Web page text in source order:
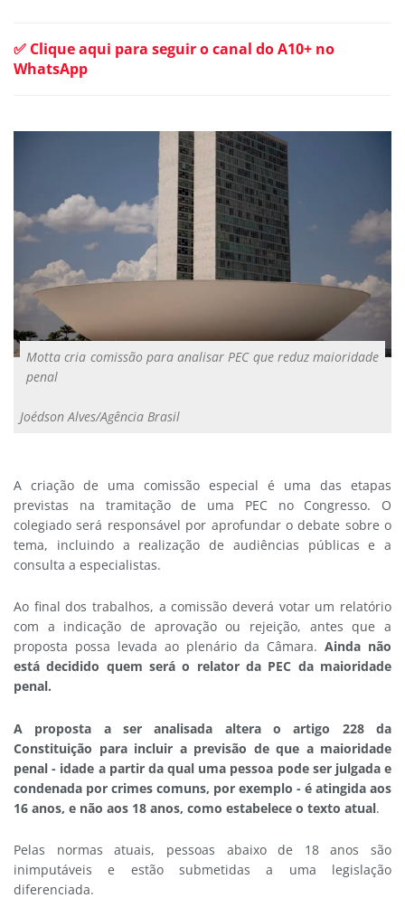
✅ Clique aqui para seguir o canal do A10+ no
WhatsApp
Motta cria comissão para analisar PEC que reduz maioridade
penal
Joédson Alves/Agência Brasil
A criação de uma comissão especial é uma das etapas
previstas na tramitação de uma PEC no Congresso. O
colegiado será responsável por aprofundar o debate sobre o
tema, incluindo a realização de audiências públicas e a
consulta a especialistas.
Ao final dos trabalhos, a comissão deverá votar um relatório
com a indicação de aprovação ou rejeição, antes que a
proposta possa levada ao plenário da Câmara. Ainda não
está decidido quem será o relator da PEC da maioridade
penal.
A proposta a ser analisada altera o artigo 228 da
Constituição para incluir a previsão de que a maioridade
penal - idade a partir da qual uma pessoa pode ser julgada e
condenada por crimes comuns, por exemplo - é atingida aos
16 anos, e não aos 18 anos, como estabelece o texto atual.
Pelas normas atuais, pessoas abaixo de 18 anos são
inimputáveis e estão submetidas a uma legislação
diferenciada.